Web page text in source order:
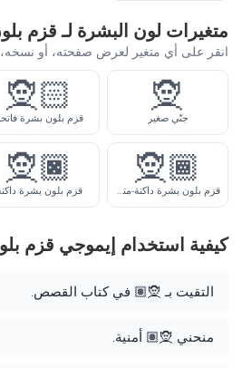
متغيرات لون البشرة لـ قزم
انقر على أي متغير لعرض صفحته، أو نسخه،
🧝
جنّي صغير
🧝🏻
قزم بلون بشرة
🧝🏾
قزم بلون بشرة داكنة-متوسطة
🧝🏿
قزم بلون بشرة
كيفية استخدام إيموجي قزم
التقيت بـ 🧝🏽 في كتاب القصص.
منحني 🧝🏽 أمنية.